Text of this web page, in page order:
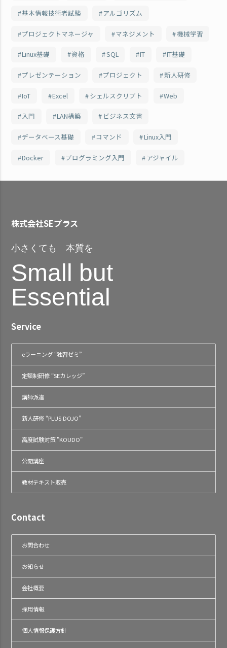
基本情報技術者試験 アルゴリズム
プロジェクトマネージャ マネジメント 機械学習
Linux基礎 資格 SQL IT IT基礎
プレゼンテーション プロジェクト 新人研修
IoT Excel シェルスクリプト Web
入門 LAN構築 ビジネス文書
データベース基礎 コマンド Linux入門
Docker プログラミング入門 アジャイル
株式会社SEプラス
小さくても 本質を
Small but
Essential
Service
eラーニング “独習ゼミ”
定額制研修 “SEカレッジ”
講師派遣
新人研修 “PLUS DOJO”
高度試験対策 "KOUDO"
公開講座
教材テキスト販売
Contact
お問合わせ
お知らせ
会社概要
採用情報
個人情報保護方針